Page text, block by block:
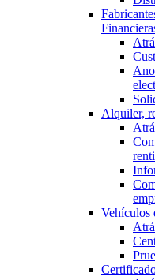
Alquiler,
Vehículos